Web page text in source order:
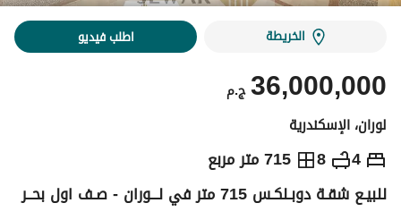
الخريطة اطلب فيديو
ج.م36,000,000
لوران، الإسكندرية
4
8 715 متر مربع ج.م 36,000,000
التفاصيل الاتجاهات والمؤشرات رهن عقاري للبيـع شقـة دوبـلكـس 715 متر في لـــوران - صـف اول بحــر